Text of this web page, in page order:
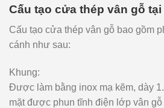
Cấu tạo cửa thép vân gỗ
Cấu tạo cửa thép vân gỗ bao gồm
cánh như sau:
Khung:
Được làm bằng inox mạ kẽm, dày
mặt được phun tĩnh điện lớp vân gỗ